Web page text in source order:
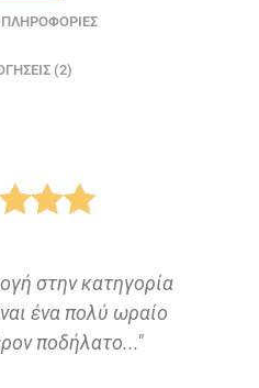
(2)
στην κατηγορία
ένα πολύ ωραίο
ποδήλατο..."